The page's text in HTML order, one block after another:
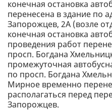
конечная остановка
перенесена в здание по
Запорожцев, 2А (возле
конечная остановка
проведения работ
просп. Богдана
промежуточная
по просп. Богдана
Мирное временно
располагаться перед
Запорожцев.